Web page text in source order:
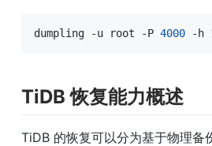
dumpling -u root -P 4000 -h
TiDB 恢复能力概述
TiDB 的恢复可以分为基于物理备